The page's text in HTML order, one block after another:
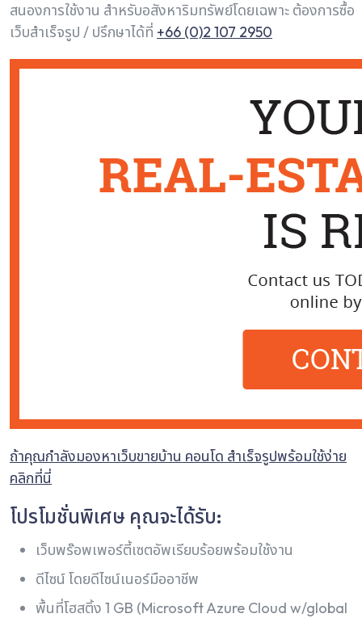
สนองการใช้งาน สำหรับอสังหาริมทรัพย์โดยเฉพาะ ต้องการซื้อ
เว็บสำเร็จรูป / ปรึกษาได้ที่ +66 (0)2 107 2950
ถ้าคุณกำลังมองหาเว็บขายบ้าน คอนโด สำเร็จรูปพร้อมใช้ง่าย
คลิกที่นี่
โปรโมชั่นพิเศษ คุณจะได้รับ:
เว็บพร๊อพเพอร์ตี้เซตอัพเรียบร้อยพร้อมใช้งาน
ดีไซน์ โดยดีไซน์เนอร์มืออาชีพ
พื้นที่โฮสติ้ง 1 GB (Microsoft Azure Cloud w/global